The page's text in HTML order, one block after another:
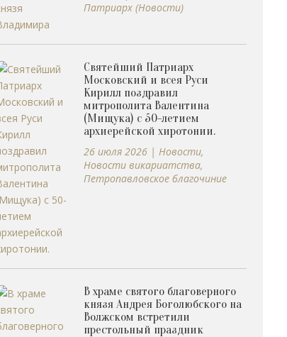
Патриарх (Новости)
Святейший Патриарх
Московский и всея Руси
Кирилл поздравил
митрополита Валентина
(Мищука) с 50-летием
архиерейской хиротонии.
26 июля 2026 |Новости,
Новости викариатства,
Петропавловское благочиние
В храме святого благоверного
князя Андрея Боголюбского на
Волжском встретили
престольный праздник